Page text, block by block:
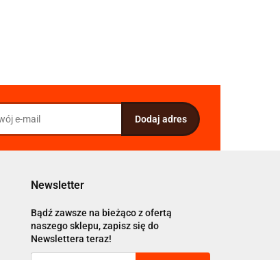
Newsletter
Bądź zawsze na bieżąco z ofertą
naszego sklepu, zapisz się do
Newslettera teraz!